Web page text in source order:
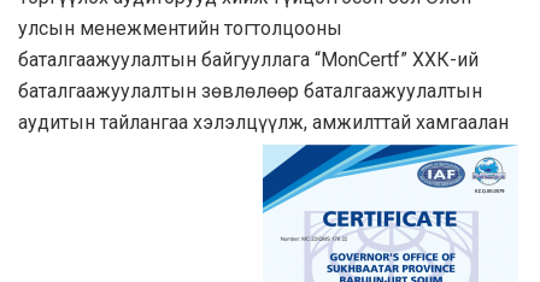
улсын менежментийн тогтолцооны
баталгаажуулалтын байгууллага “MonCertf” ХХК-ий
баталгаажуулалтын зөвлөлөөр баталгаажуулалтын
аудитын тайлангаа хэлэлцүүлж, амжилттай хамгаалан